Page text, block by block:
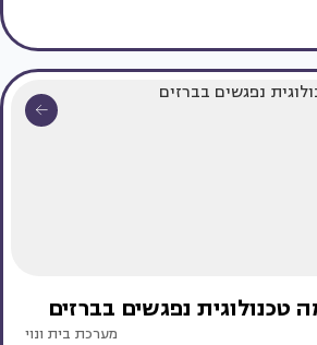
נפגשים בברזים
מערכת בית ונוי